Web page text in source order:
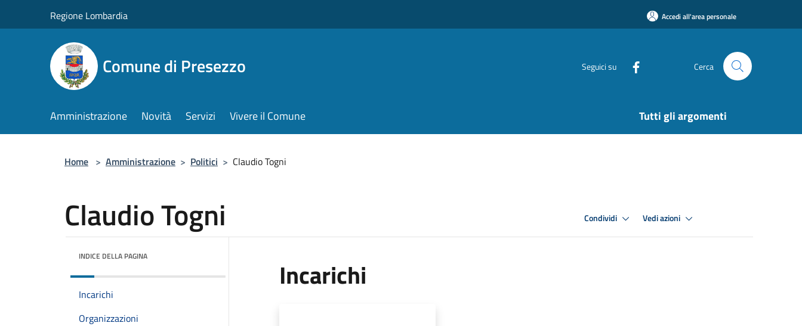
Regione Lombardia Accedi all'area personale
Comune di Presezzo Seguici su Cerca
Amministrazione Novità Servizi Vivere il Comune Tutti gli argomenti
Home > Amministrazione > Politici > Claudio Togni
Claudio Togni Condividi Vedi azioni
INDICE DELLA PAGINA
Incarichi
Organizzazioni
Incarichi